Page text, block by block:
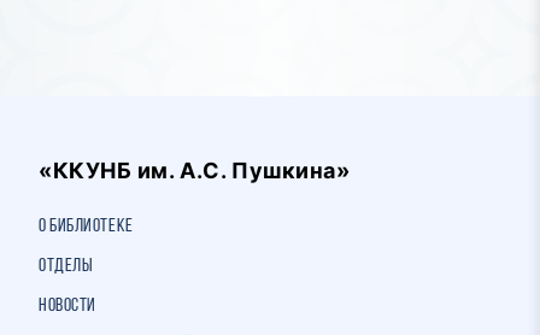
«ККУНБ им. А.С. Пушкина»
О библиотеке
Отделы
Новости